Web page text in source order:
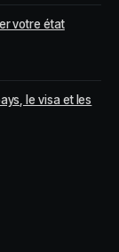
votre état
le visa et les